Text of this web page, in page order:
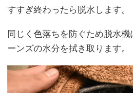
すすぎ終わったら脱水します。
同じく色落ちを防ぐため脱水
ーンズの水分を拭き取ります。